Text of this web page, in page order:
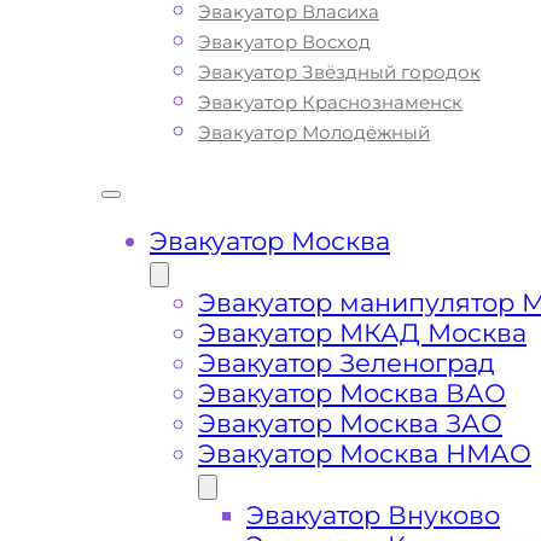
Эвакуатор Власиха
Эвакуатор Восход
Эвакуатор Звёздный городок
Эвакуатор Краснознаменск
Эвакуатор Молодёжный
Эвакуатор Москва
Эвакуатор манипулятор
Эвакуатор МКАД Москва
Эвакуатор Зеленоград
Эвакуатор Москва ВАО
Эвакуатор Москва ЗАО
Эвакуатор Москва НМАО
Эвакуатор Внуково
опыт в сфере транспортировки и
гарантирует качество услуг
Митино Москва. Мы используем
современное оборудование и
позволяет срочно и безопасно
и Пятницкого шоссе при поломке
транспортного средства или ДТП. Вы
можете ознакомиться с полным
услуг эвакуатора и их ценой, как в
Западном Административном
за пределами города
Митино Какая цена
эвакуатора?